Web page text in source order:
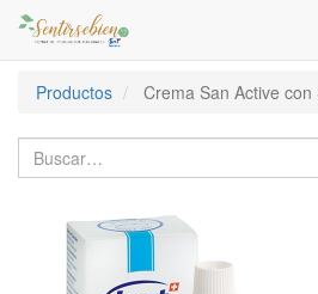
Productos
Crema San Active